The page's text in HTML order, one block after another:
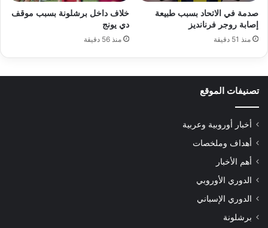
صدمة في الاتحاد بسبب طبيعة
إصابة روجر فرنانديز
منذ 51 دقيقة
خلاف داخل برشلونة بسبب موقف
دي يونج
منذ 56 دقيقة
تصنيفات الموقع
أخبار أوروبية وعربية
أهداف وملخصات
أهم الأخبار
الدوري الأوروبي
الدوري الإسباني
برشلونة